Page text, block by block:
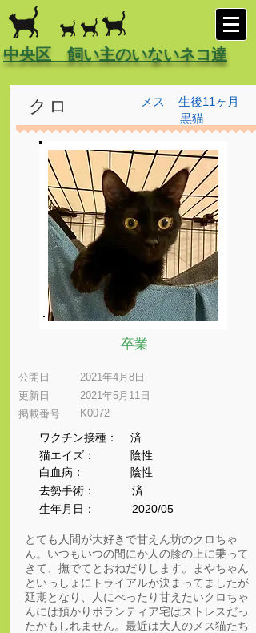
中央区 飼い主のいないネコ達
メス
クロ
生後11ヶ月
黒猫
卒業
公開日
更新日
​掲載番号
2021年4月8日
2021年5月11日
K0072
ワクチン接種：
猫エイズ：
​白血病：
​去勢手術：
生年月日：
済
陰性
陰性
済
2020/05
とても人間が大好きで甘えん坊のクロちゃ
ん。いつもいつの間にか人の膝の上に乗って
きて、撫でてとおねだりします。まやちゃん
といっしょにトライアルが決まってましたが
延期となり、人にべったり甘えたいクロちゃ
んには預かりボランティア宅はストレスだっ
たかもしれません。最近は大人のメス猫たち